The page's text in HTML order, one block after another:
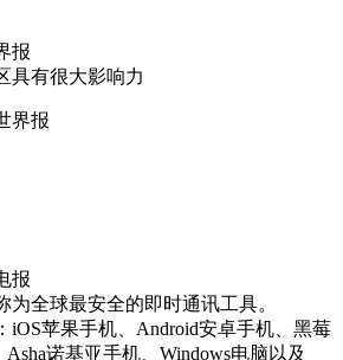
报
具有很大影响力
界报
报
为全球最安全的即时通讯工具。
iOS苹果手机、Android安卓手机、黑莓
诺基亚手机、Windows电脑以及